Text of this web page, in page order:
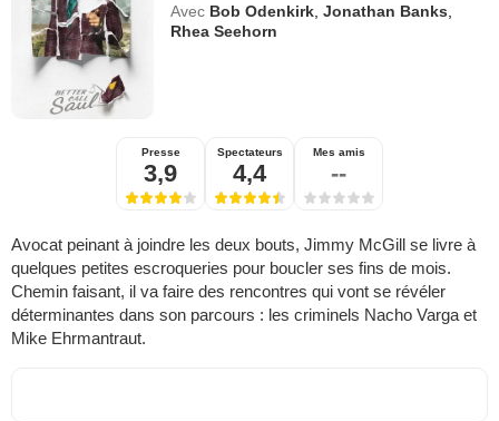
Avec Bob Odenkirk ,Jonathan Banks
Rhea Seehorn
Presse
3,9
Spectateurs
4,4
Mes amis
--
Avocat peinant à joindre les deux bouts, Jimmy McGill se livre à
quelques petites escroqueries pour boucler ses fins de mois.
Chemin faisant, il va faire des rencontres qui vont se révéler
déterminantes dans son parcours : les criminels Nacho Varga et
Mike Ehrmantraut.